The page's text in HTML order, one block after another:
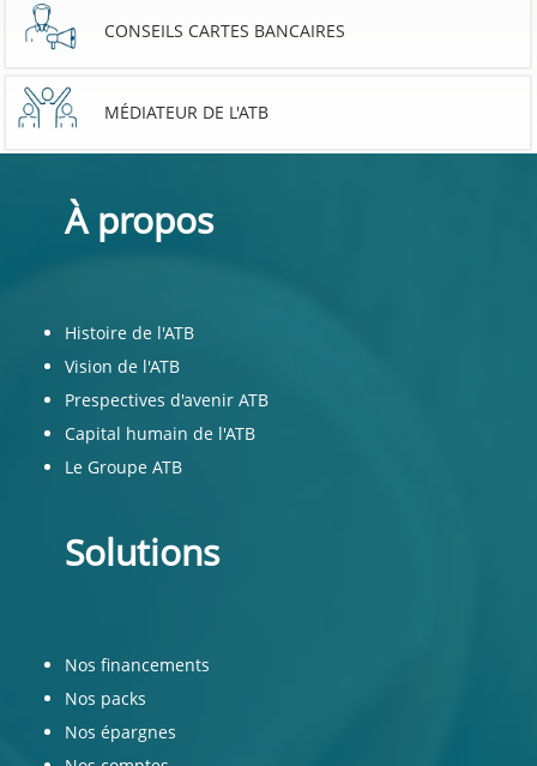
CONSEILS CARTES BANCAIRES
MÉDIATEUR DE L'ATB
À propos
Histoire de l'ATB
Vision de l'ATB
Prespectives d'avenir ATB
Capital humain de l'ATB
Le Groupe ATB
Solutions
Nos financements
Nos packs
Nos épargnes